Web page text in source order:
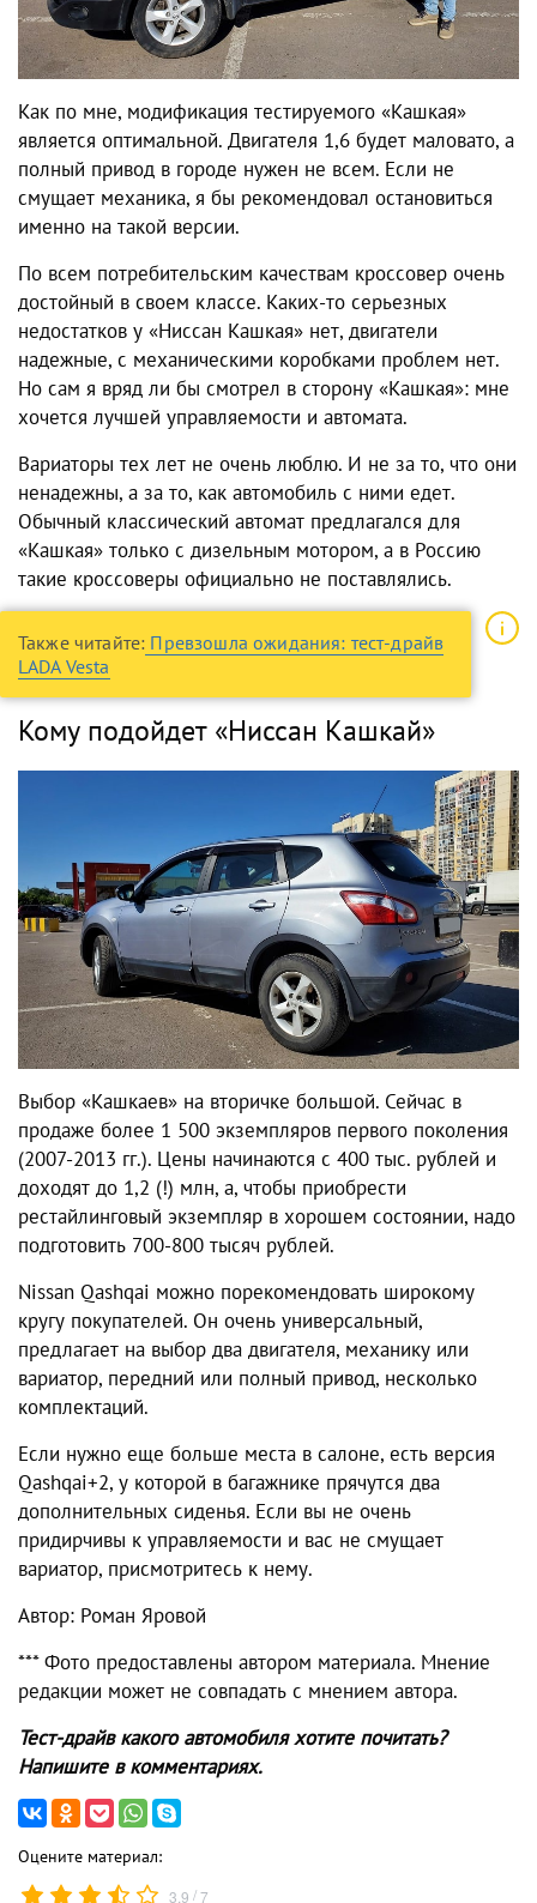
Как по мне, модификация тестируемого «Кашкая»
является оптимальной. Двигателя 1,6 будет маловато, а
полный привод в городе нужен не всем. Если не
смущает механика, я бы рекомендовал остановиться
именно на такой версии.
По всем потребительским качествам кроссовер очень
достойный в своем классе. Каких-то серьезных
недостатков у «Ниссан Кашкая» нет, двигатели
надежные, с механическими коробками проблем нет.
Но сам я вряд ли бы смотрел в сторону «Кашкая»: мне
хочется лучшей управляемости и автомата.
Вариаторы тех лет не очень люблю. И не за то, что они
ненадежны, а за то, как автомобиль с ними едет.
Обычный классический автомат предлагался для
«Кашкая» только с дизельным мотором, а в Россию
такие кроссоверы официально не поставлялись.
Также читайте: Превзошла ожидания: тест-драйв
LADA Vesta
Кому подойдет «Ниссан Кашкай»
Выбор «Кашкаев» на вторичке большой. Сейчас в
продаже более 1 500 экземпляров первого поколения
(2007-2013 гг.). Цены начинаются с 400 тыс. рублей и
доходят до 1,2 (!) млн, а, чтобы приобрести
рестайлинговый экземпляр в хорошем состоянии, надо
подготовить 700-800 тысяч рублей.
Nissan Qashqai можно порекомендовать широкому
кругу покупателей. Он очень универсальный,
предлагает на выбор два двигателя, механику или
вариатор, передний или полный привод, несколько
комплектаций.
Если нужно еще больше места в салоне, есть версия
Qashqai+2, у которой в багажнике прячутся два
дополнительных сиденья. Если вы не очень
придирчивы к управляемости и вас не смущает
вариатор, присмотритесь к нему.
Автор: Роман Яровой
*** Фото предоставлены автором материала. Мнение
редакции может не совпадать с мнением автора.
Тест-драйв какого автомобиля хотите почитать?
Напишите в комментариях.
Оцените материал:
3.9 /7